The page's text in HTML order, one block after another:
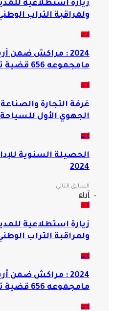
زيارة استطلاعية
ولمراقبة التراب
آراء
2024 : مراكش ضمن
مامجموعه 656 قضية تتعلق بغسيل الأموال
آراء
غرفة التجارة
الجهوي الأول
آراء
الحصيلة السنوية
2024
السابق التالي
آراء
آراء
زيارة استطلاعية
ولمراقبة التراب
آراء
2024 : مراكش ضمن
مامجموعه 656 قضية تتعلق بغسيل الأموال
آراء